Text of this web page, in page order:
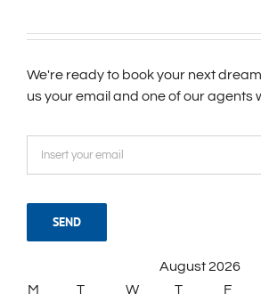
We're ready to book your next
us your email and one of our agents
August 2026
M
T W T F